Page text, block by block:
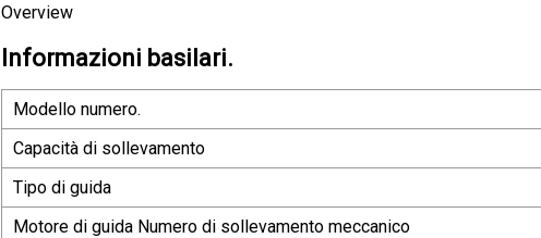
Overview
Informazioni basilari.
Modello numero.
Capacità di sollevamento
Tipo di guida
Motore di guida Numero di sollevamento meccanico